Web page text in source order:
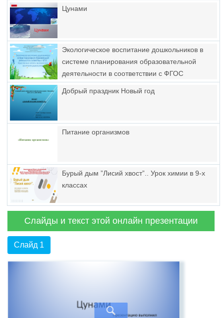
Цунами
Экологическое воспитание дошкольников в
системе планирования образовательной
деятельности в соответствии с ФГОС
Добрый праздник Новый год
Питание организмов
Бурый дым ”Лисий хвост”.. Урок химии в 9-х
классах
Слайды и текст этой онлайн презентации
Слайд 1